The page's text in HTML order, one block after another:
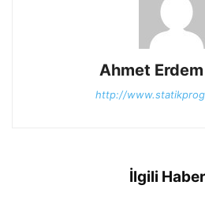
Ahmet
http://
İlgili